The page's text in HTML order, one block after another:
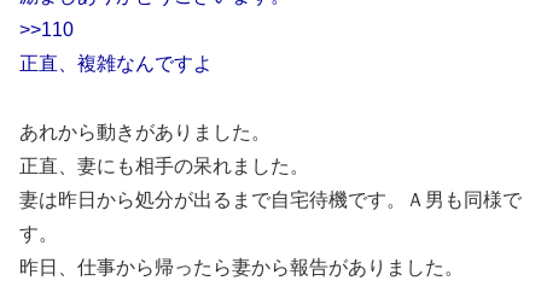
>>110
正直、複雑なんですよ
あれから動きがありました。
正直、妻にも相手の呆れました。
妻は昨日から処分が出るまで自宅待機です。Ａ男も同様で
す。
昨日、仕事から帰ったら妻から報告がありました。